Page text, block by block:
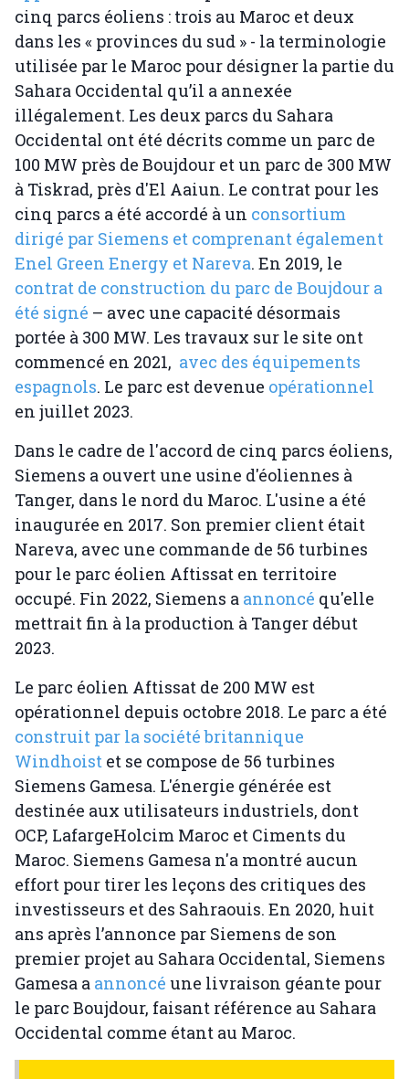
cinq parcs éoliens : trois au Maroc et deux
dans les « provinces du sud » - la terminologie
utilisée par le Maroc pour désigner la partie du
Sahara Occidental qu’il a annexée
illégalement. Les deux parcs du Sahara
Occidental ont été décrits comme un parc de
100 MW près de Boujdour et un parc de 300 MW
à Tiskrad, près d'El Aaiun. Le contrat pour les
cinq parcs a été accordé à un consortium
dirigé par Siemens et comprenant également
Enel Green Energy et Nareva. En 2019, le
contrat de construction du parc de Boujdour a
été signé – avec une capacité désormais
portée à 300 MW. Les travaux sur le site ont
commencé en 2021, avec des équipements
espagnols. Le parc est devenue opérationnel
en juillet 2023.
Dans le cadre de l'accord de cinq parcs éoliens,
Siemens a ouvert une usine d'éoliennes à
Tanger, dans le nord du Maroc. L'usine a été
inaugurée en 2017. Son premier client était
Nareva, avec une commande de 56 turbines
pour le parc éolien Aftissat en territoire
occupé. Fin 2022, Siemens a annoncé qu'elle
mettrait fin à la production à Tanger début
2023.
Le parc éolien Aftissat de 200 MW est
opérationnel depuis octobre 2018. Le parc a été
construit par la société britannique
Windhoist et se compose de 56 turbines
Siemens Gamesa. L'énergie générée est
destinée aux utilisateurs industriels, dont
OCP, LafargeHolcim Maroc et Ciments du
Maroc. Siemens Gamesa n'a montré aucun
effort pour tirer les leçons des critiques des
investisseurs et des Sahraouis. En 2020, huit
ans après l’annonce par Siemens de son
premier projet au Sahara Occidental, Siemens
Gamesa a annoncé une livraison géante pour
le parc Boujdour, faisant référence au Sahara
Occidental comme étant au Maroc.